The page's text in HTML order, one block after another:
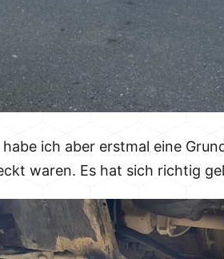
ich aber erstmal eine
waren. Es hat sich richtig